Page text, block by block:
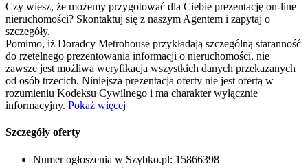
Czy wiesz, że możemy przygotować dla Ciebie prezentację on-line
nieruchomości? Skontaktuj się z naszym Agentem i zapytaj o
szczegóły.
Pomimo, iż Doradcy Metrohouse przykładają szczególną staranność
do rzetelnego prezentowania informacji o nieruchomości, nie
zawsze jest możliwa weryfikacja wszystkich danych przekazanych
od osób trzecich. Niniejsza prezentacja oferty nie jest ofertą w
rozumieniu Kodeksu Cywilnego i ma charakter wyłącznie
informacyjny. Pokaż więcej
Szczegóły oferty
Numer ogłoszenia w Szybko.pl: 15866398